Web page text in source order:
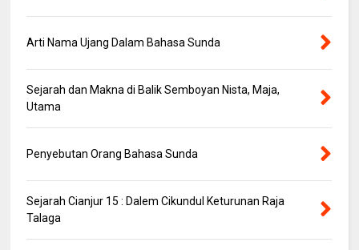
Arti Nama Ujang Dalam Bahasa Sunda
Sejarah dan Makna di Balik Semboyan Nista, Maja,
Utama
Penyebutan Orang Bahasa Sunda
Sejarah Cianjur 15 : Dalem Cikundul Keturunan Raja
Talaga